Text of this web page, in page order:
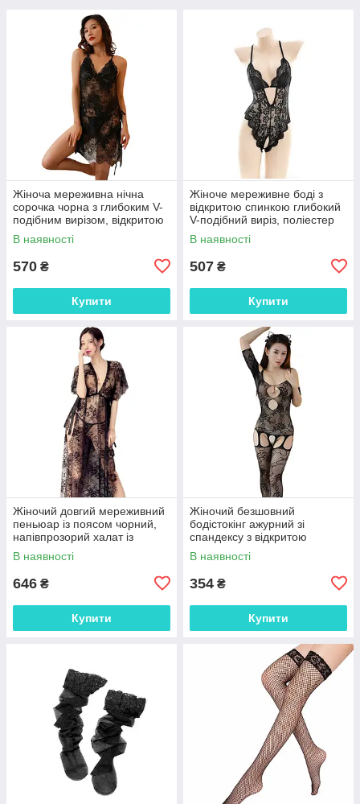
Жіноча мереживна нічна
сорочка чорна з глибоким V-
подібним вирізом, відкритою
спинкою та бічними
зав'язками, поліестер M/L
В наявності
570 ₴
Купити
Жіноче мереживне боді з
відкритою спинкою глибокий
V-подібний виріз, поліестер
XS–L чорний 25031
В наявності
507 ₴
Купити
Жіночий довгий мереживний
пеньюар із поясом чорний,
напівпрозорий халат із
квіткового мережива, нейлон
XS–L 25030
В наявності
646 ₴
Купити
Жіночий безшовний
бодістокінг ажурний зі
спандексу з відкритою
ластовицею чорний XS-L
25029
В наявності
354 ₴
Купити